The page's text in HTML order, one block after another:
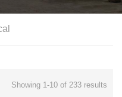
Showing 1-10 of 233 results